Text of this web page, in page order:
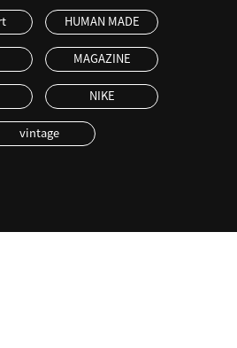
HUMAN MADE
MAGAZINE
NIKE
vintage